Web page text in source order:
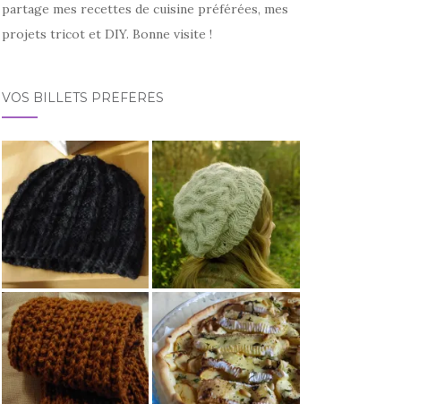
partage mes recettes de cuisine préférées, mes
projets tricot et DIY. Bonne visite !
VOS BILLETS PRÉFÉRÉS